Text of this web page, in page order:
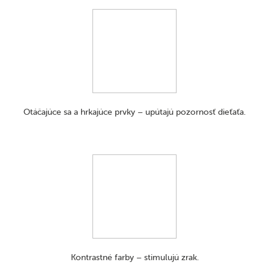
Otáčajúce sa a hrkajúce prvky – upútajú pozornosť dieťaťa.
Kontrastné farby – stimulujú zrak.